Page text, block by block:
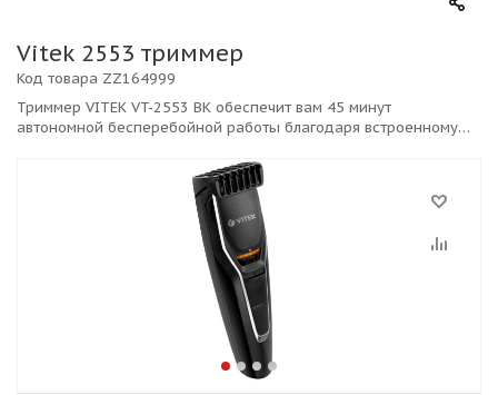
Vitek 2553 триммер
Триммер VITEK VT-2553 BK обеспечит вам 45 минут
автономной бесперебойной работы благодаря встроенному
телескопической насадка c регулировкой длины срезаемых
Код товара ZZ164999